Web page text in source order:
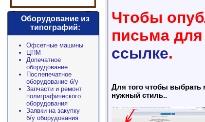
Оборудование из
типографий:
Офсетные машины
ЦПМ
Допечатное
оборудование
Послепечатное
оборудование б/у
Запчасти и ремонт
полиграфического
оборудования
Заявки на закупку
б/у оборудования
Чтобы
письма
ссылке.
Для того чтобы выбрать
нужный стиль..